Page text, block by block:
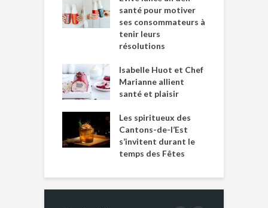
santé pour motiver
ses consommateurs à
tenir leurs
résolutions
Isabelle Huot et Chef
Marianne allient
santé et plaisir
Les spiritueux des
Cantons-de-l’Est
s’invitent durant le
temps des Fêtes